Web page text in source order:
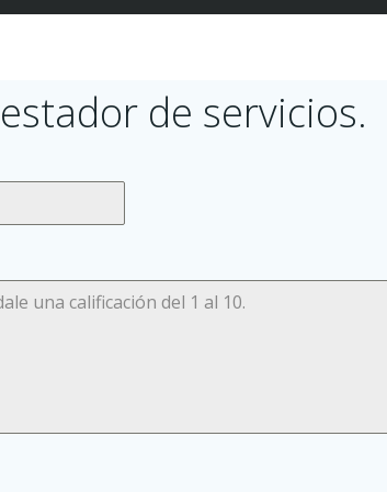
de servicios.